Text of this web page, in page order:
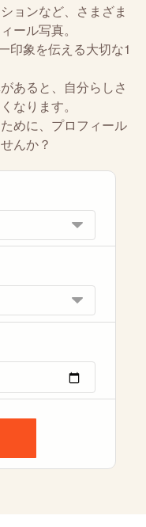
ョンなど、さまざま
ール写真。
印象を伝える大切な1
あると、自分らしさ
なります。
めに、プロフィール
んか？